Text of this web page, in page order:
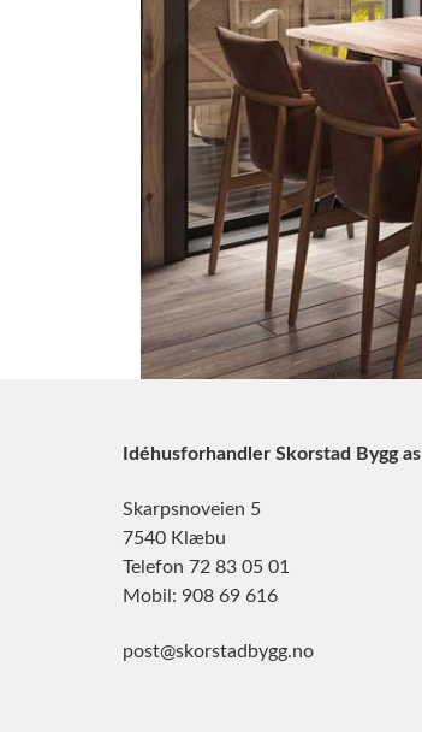
Idéhusforhandler Skorstad Bygg as
Skarpsnoveien 5
7540 Klæbu
Telefon 72 83 05 01
Mobil: 908 69 616
post@skorstadbygg.no